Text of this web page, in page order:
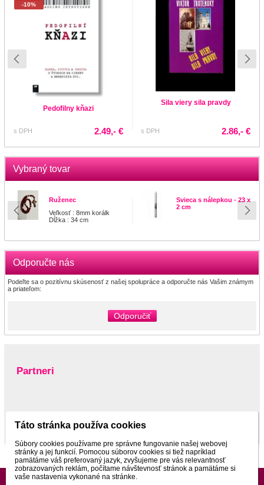
-10%
Pedofilny kňazi
s DPH 2.49,- €
Sila viery sila pravdy
s DPH 2.86,- €
Vybraný tovar
Ruženec
Veľkosť : 8mm korálk
Dĺžka : 34 cm
Svieca s nálepkou - 23 x
2 cm
Odporučte nás
Podeľte sa o pozitívnu skúsenosť z našej spolupráce a odporučte nás Vašim známym
a priateľom:
Odporučiť
Partneri
Táto stránka používa cookies
Súbory cookies používame pre správne fungovanie našej webovej
stránky a jej funkcií. Pomocou súborov cookies si tiež napríklad
pamätáme váš preferovaný jazyk, zvyšujeme pre vás relevantnosť
zobrazovaných reklám, počítame návštevnosť stránok a pamätáme si
vaše nastavenia vykonané na stránke.